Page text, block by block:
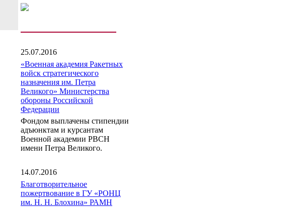
25.07.2016
«Военная академия Ракетных
войск стратегического
назначения им. Петра
Великого» Министерства
обороны Российской
Федерации
Фондом выплачены стипендии
адъюнктам и курсантам
Военной академии РВСН
имени Петра Великого.
14.07.2016
Благотворительное
пожертвование в ГУ «РОНЦ
им. Н. Н. Блохина» РАМН